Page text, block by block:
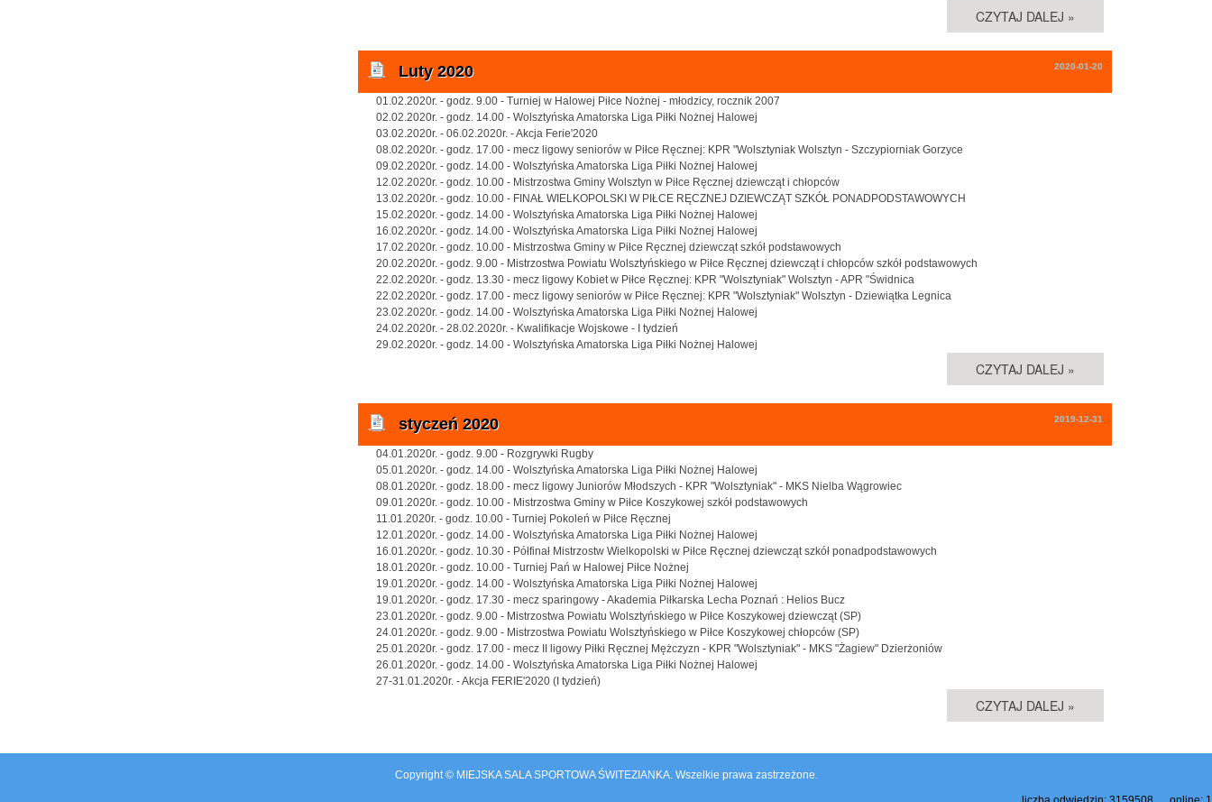
CZYTAJ DALEJ »
Luty 2020 2020-01-20
01.02.2020r. - godz. 9.00 - Turniej w Halowej Piłce Nożnej - młodzicy, rocznik 2007
02.02.2020r. - godz. 14.00 - Wolsztyńska Amatorska Liga Piłki Nożnej Halowej
03.02.2020r. - 06.02.2020r. - Akcja Ferie'2020
08.02.2020r. - godz. 17.00 - mecz ligowy seniorów w Piłce Ręcznej: KPR "Wolsztyniak Wolsztyn - Szczypiorniak Gorzyce
09.02.2020r. - godz. 14.00 - Wolsztyńska Amatorska Liga Piłki Nożnej Halowej
12.02.2020r. - godz. 10.00 - Mistrzostwa Gminy Wolsztyn w Piłce Ręcznej dziewcząt i chłopców
13.02.2020r. - godz. 10.00 - FINAŁ WIELKOPOLSKI W PIŁCE RĘCZNEJ DZIEWCZĄT SZKÓŁ PONADPODSTAWOWYCH
15.02.2020r. - godz. 14.00 - Wolsztyńska Amatorska Liga Piłki Nożnej Halowej
16.02.2020r. - godz. 14.00 - Wolsztyńska Amatorska Liga Piłki Nożnej Halowej
17.02.2020r. - godz. 10.00 - Mistrzostwa Gminy w Piłce Ręcznej dziewcząt szkół podstawowych
20.02.2020r. - godz. 9.00 - Mistrzostwa Powiatu Wolsztyńskiego w Piłce Ręcznej dziewcząt i chłopców szkół podstawowych
22.02.2020r. - godz. 13.30 - mecz ligowy Kobiet w Piłce Ręcznej: KPR "Wolsztyniak" Wolsztyn - APR "Świdnica
22.02.2020r. - godz. 17.00 - mecz ligowy seniorów w Piłce Ręcznej: KPR "Wolsztyniak" Wolsztyn - Dziewiątka Legnica
23.02.2020r. - godz. 14.00 - Wolsztyńska Amatorska Liga Piłki Nożnej Halowej
24.02.2020r. - 28.02.2020r. - Kwalifikacje Wojskowe - I tydzień
29.02.2020r. - godz. 14.00 - Wolsztyńska Amatorska Liga Piłki Nożnej Halowej
CZYTAJ DALEJ »
styczeń 2020 2019-12-31
04.01.2020r. - godz. 9.00 - Rozgrywki Rugby
05.01.2020r. - godz. 14.00 - Wolsztyńska Amatorska Liga Piłki Nożnej Halowej
08.01.2020r. - godz. 18.00 - mecz ligowy Juniorów Młodszych - KPR "Wolsztyniak" - MKS Nielba Wągrowiec
09.01.2020r. - godz. 10.00 - Mistrzostwa Gminy w Piłce Koszykowej szkół podstawowych
11.01.2020r. - godz. 10.00 - Turniej Pokoleń w Piłce Ręcznej
12.01.2020r. - godz. 14.00 - Wolsztyńska Amatorska Liga Piłki Nożnej Halowej
16.01.2020r. - godz. 10.30 - Półfinał Mistrzostw Wielkopolski w Piłce Ręcznej dziewcząt szkół ponadpodstawowych
18.01.2020r. - godz. 10.00 - Turniej Pań w Halowej Piłce Nożnej
19.01.2020r. - godz. 14.00 - Wolsztyńska Amatorska Liga Piłki Nożnej Halowej
19.01.2020r. - godz. 17.30 - mecz sparingowy - Akademia Piłkarska Lecha Poznań : Helios Bucz
23.01.2020r. - godz. 9.00 - Mistrzostwa Powiatu Wolsztyńskiego w Piłce Koszykowej dziewcząt (SP)
24.01.2020r. - godz. 9.00 - Mistrzostwa Powiatu Wolsztyńskiego w Piłce Koszykowej chłopców (SP)
25.01.2020r. - godz. 17.00 - mecz II ligowy Piłki Ręcznej Mężczyzn - KPR "Wolsztyniak" - MKS "Żagiew" Dzierżoniów
26.01.2020r. - godz. 14.00 - Wolsztyńska Amatorska Liga Piłki Nożnej Halowej
27-31.01.2020r. - Akcja FERIE'2020 (I tydzień)
CZYTAJ DALEJ »
Copyright © MIEJSKA SALA SPORTOWA ŚWITEZIANKA. Wszelkie prawa zastrzeżone.